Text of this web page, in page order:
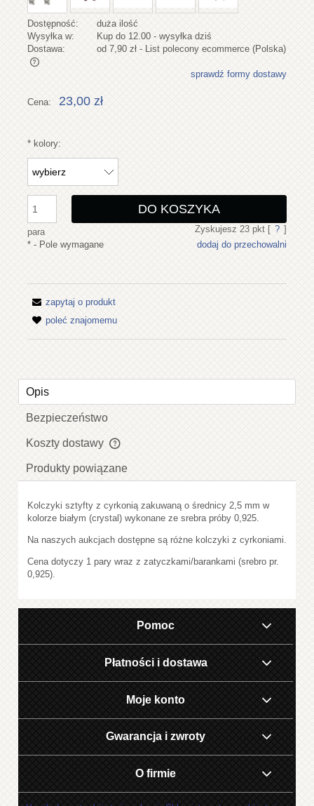
Dostępność:
duża ilość
Wysyłka w:
Kup do 12.00 - wysyłka dziś
Dostawa:
od 7,90 zł - List polecony ecommerce (Polska)
Cena nie zawiera ewentualnych kosztów płatności
sprawdź formy dostawy
Cena: 23,00 zł
* kolory:
para
DO KOSZYKA
Zyskujesz 23pkt [ ? ]
dodaj do przechowalni
* - Pole wymagane
zapytaj o produkt
poleć znajomemu
Opis
Bezpieczeństwo
Koszty dostawy
Cena nie zawiera ewentualnych kosztów płatności
Produkty powiązane
Kolczyki sztyfty z cyrkonią zakuwaną o średnicy 2,5 mm w
kolorze białym (crystal) wykonane ze srebra próby 0,925.
Na naszych aukcjach dostępne są różne kolczyki z cyrkoniami.
Cena dotyczy 1 pary wraz z zatyczkami/barankami (srebro pr.
0,925).
Pomoc
Płatności i dostawa
Moje konto
Gwarancja i zwroty
O firmie